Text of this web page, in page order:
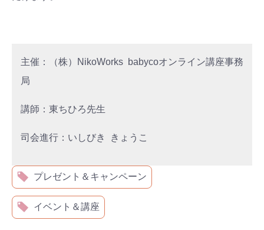
主催：（株）NikoWorks babycoオンライン講座事務
局
講師：東ちひろ先生
司会進行：いしびき きょうこ
プレゼント＆キャンペーン
イベント＆講座
#離乳食
プレゼント&